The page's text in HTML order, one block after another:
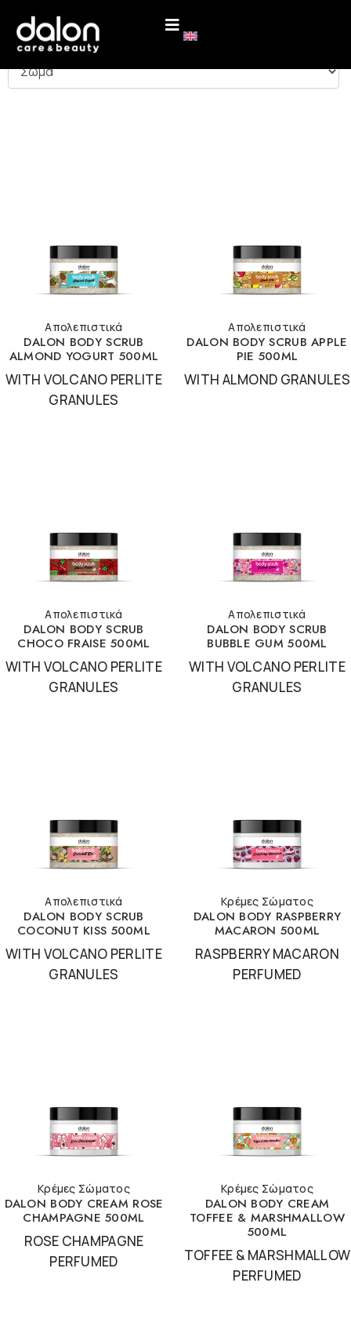
ΚΑΤΗΓΟΡΙΕΣ
Απολεπιστικά
DALON BODY SCRUB
ALMOND YOGURT 500ML
WITH VOLCANO PERLITE
GRANULES
Απολεπιστικά
DALON BODY SCRUB APPLE
PIE 500ML
WITH ALMOND GRANULES
Απολεπιστικά
DALON BODY SCRUB
CHOCO FRAISE 500ML
WITH VOLCANO PERLITE
GRANULES
Απολεπιστικά
DALON BODY SCRUB
BUBBLE GUM 500ML
WITH VOLCANO PERLITE
GRANULES
Απολεπιστικά
DALON BODY SCRUB
COCONUT KISS 500ML
WITH VOLCANO PERLITE
GRANULES
Κρέμες Σώματος
DALON BODY RASPBERRY
MACARON 500ML
RASPBERRY MACARON
PERFUMED
Κρέμες Σώματος
DALON BODY CREAM ROSE
CHAMPAGNE 500ML
ROSE CHAMPAGNE
PERFUMED
Κρέμες Σώματος
DALON BODY CREAM
TOFFEE & MARSHMALLOW
500ML
TOFFEE & MARSHMALLOW
PERFUMED